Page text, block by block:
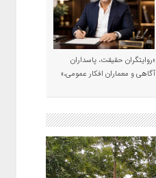
«روایتگران حقیقت، پاسداران
آگاهی و معماران افکار عمومی،»